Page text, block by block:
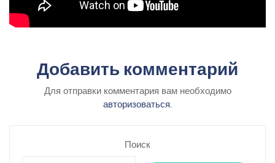
Добавить комментарий
Для отправки комментария вам необходимо
авторизоваться.
Поиск